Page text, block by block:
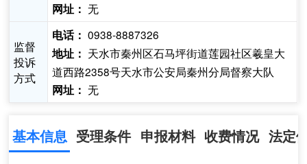
网址： 无
监督
投诉
方式
电话： 0938-8887326
地址： 天水市秦州区石马坪街道莲园社区羲皇大
道西路2358号天水市公安局秦州分局督察大队
网址： 无
基本信息 受理条件 申报材料 收费情况 法定